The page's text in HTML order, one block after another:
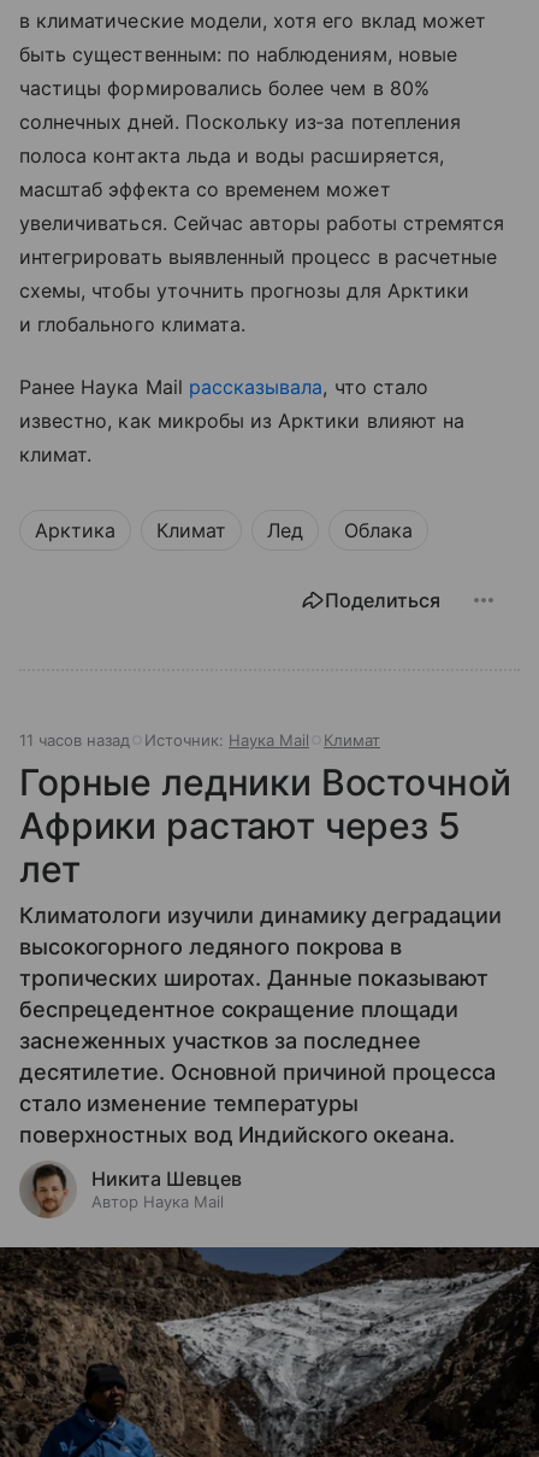
в климатические модели, хотя его вклад может
быть существенным: по наблюдениям, новые
частицы формировались более чем в 80%
солнечных дней. Поскольку из‑за потепления
полоса контакта льда и воды расширяется,
масштаб эффекта со временем может
увеличиваться. Сейчас авторы работы стремятся
интегрировать выявленный процесс в расчетные
схемы, чтобы уточнить прогнозы для Арктики
и глобального климата.
Ранее Наука Mail рассказывала, что стало
известно, как микробы из Арктики влияют на
климат.
Арктика Климат Лед Облака
Поделиться
11 часов назад Источник: Наука Mail Климат
Горные ледники Восточной
Африки растают через 5
лет
Климатологи изучили динамику деградации
высокогорного ледяного покрова в
тропических широтах. Данные показывают
беспрецедентное сокращение площади
заснеженных участков за последнее
десятилетие. Основной причиной процесса
стало изменение температуры
поверхностных вод Индийского океана.
Никита Шевцев
Автор Наука Mail